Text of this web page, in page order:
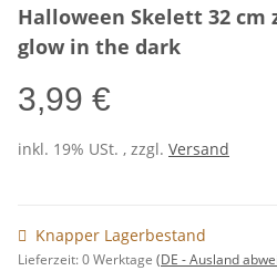
Halloween Skelett 32 cm
glow in the dark
3,99 €
inkl. 19% USt. , zzgl. Versand
Knapper Lagerbestand
Lieferzeit:0 Werktage (DE - Ausland